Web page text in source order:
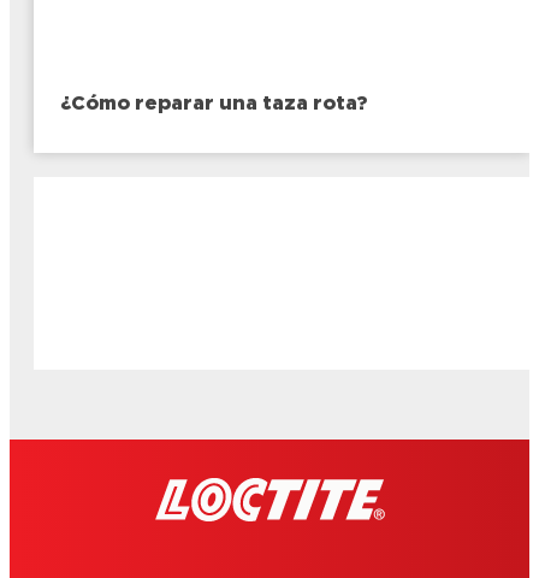
¿Cómo reparar una taza rota?